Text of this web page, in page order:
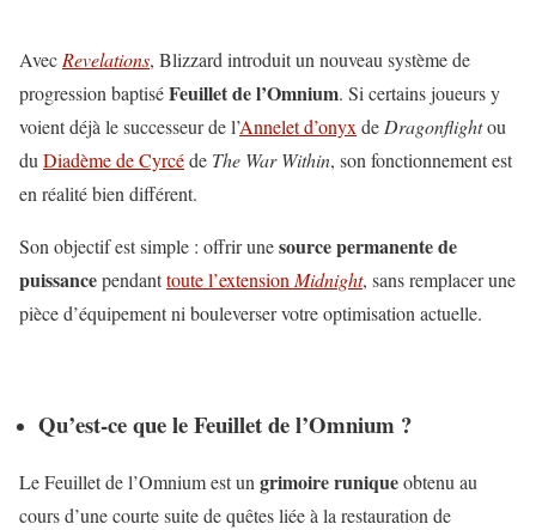
Avec Revelations, Blizzard introduit un nouveau système de
progression baptiséFeuillet de l’Omnium. Si certains joueurs y
voient déjà le successeur de l’Annelet d’onyx de Dragonflightou
du Diadème de Cyrcéde The War Within, son fonctionnement est
en réalité bien différent.
Son objectif est simple : offrir unesource permanente de
puissancependanttoute l’extension Midnight, sans remplacer une
pièce d’équipement ni bouleverser votre optimisation actuelle.
Qu’est-ce que le Feuillet de l’Omnium ?
Le Feuillet de l’Omnium est ungrimoire runiqueobtenu au
cours d’une courte suite de quêtes liée à la restauration de